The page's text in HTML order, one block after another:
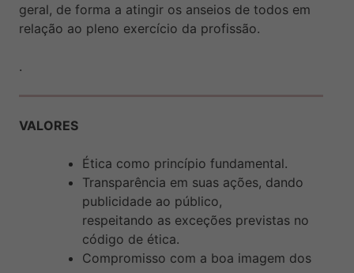
geral, de forma a atingir os anseios de todos em
relação ao pleno exercício da profissão.
.
VALORES
Ética como princípio fundamental.
Transparência em suas ações, dando
publicidade ao público,
respeitando as exceções previstas no
código de ética.
Compromisso com a boa imagem dos